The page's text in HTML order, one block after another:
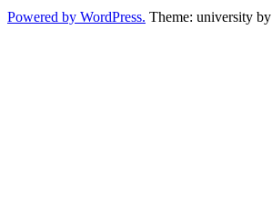
Powered by WordPress. Theme: university by